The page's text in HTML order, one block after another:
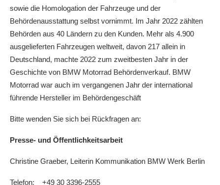
sowie die Homologation der Fahrzeuge und der
Behördenausstattung selbst vornimmt. Im Jahr 2022 zählten
Behörden aus 40 Ländern zu den Kunden. Mehr als 4.900
ausgelieferten Fahrzeugen weltweit, davon 217 allein in
Deutschland, machte 2022 zum zweitbesten Jahr in der
Geschichte von BMW Motorrad Behördenverkauf. BMW
Motorrad war auch im vergangenen Jahr der international
führende Hersteller im Behördengeschäft
Bitte wenden Sie sich bei Rückfragen an:
Presse- und Öffentlichkeitsarbeit
Christine Graeber, Leiterin Kommunikation BMW Werk Berlin
Telefon: +49 30 3396-2555